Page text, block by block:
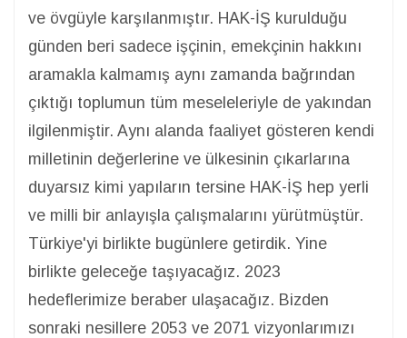
ve övgüyle karşılanmıştır. HAK-İŞ kurulduğu
günden beri sadece işçinin, emekçinin hakkını
aramakla kalmamış aynı zamanda bağrından
çıktığı toplumun tüm meseleleriyle de yakından
ilgilenmiştir. Aynı alanda faaliyet gösteren kendi
milletinin değerlerine ve ülkesinin çıkarlarına
duyarsız kimi yapıların tersine HAK-İŞ hep yerli
ve milli bir anlayışla çalışmalarını yürütmüştür.
Türkiye'yi birlikte bugünlere getirdik. Yine
birlikte geleceğe taşıyacağız. 2023
hedeflerimize beraber ulaşacağız. Bizden
sonraki nesillere 2053 ve 2071 vizyonlarımızı